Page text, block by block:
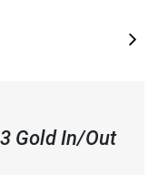
Gold In/Out